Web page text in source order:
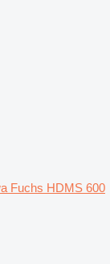
Fuchs HDMS 600